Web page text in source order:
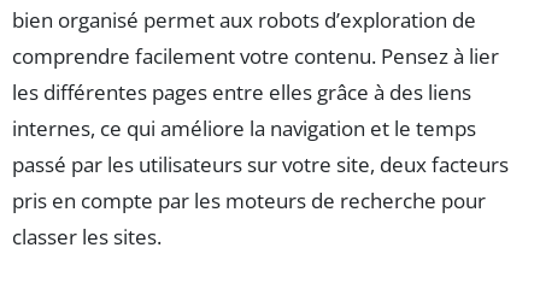
bien organisé permet aux robots d’exploration de
comprendre facilement votre contenu. Pensez à lier
les différentes pages entre elles grâce à des liens
internes, ce qui améliore la navigation et le temps
passé par les utilisateurs sur votre site, deux facteurs
pris en compte par les moteurs de recherche pour
classer les sites.